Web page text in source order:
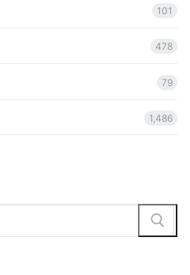
101
478
79
1,486